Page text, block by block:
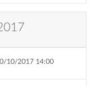
10/2017 14:00